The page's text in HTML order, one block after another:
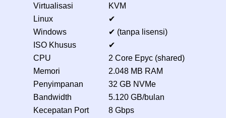
Virtualisasi
KVM
Linux
✔
Windows
✔ (tanpa lisensi)
ISO Khusus
✔
CPU
2 Core Epyc (shared)
Memori
2.048 MB RAM
Penyimpanan
32 GB NVMe
Bandwidth
5.120 GB/bulan
Kecepatan Port
8 Gbps